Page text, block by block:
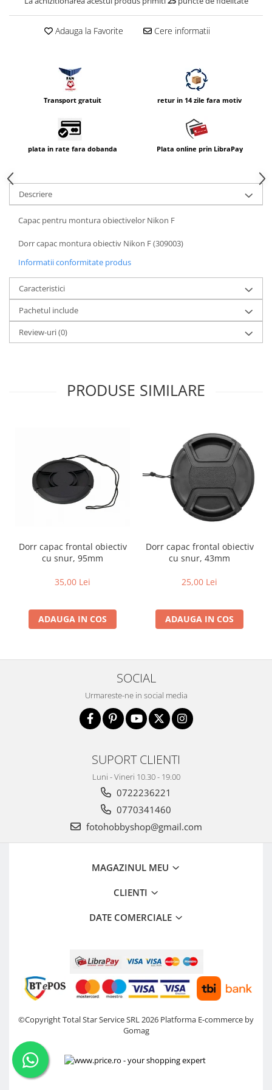
Accesorii diverseAdauga la Favorite Cere informatii
Transport gratuit retur in 14 zile fara motiv
plata in rate fara dobanda Plata online prin LibraPay
Descriere
Capac pentru montura obiectivelor Nikon F
Dorr capac montura obiectiv Nikon F (309003)
Informatii conformitate produs
Caracteristici
Pachetul include
Review-uri(0)
PRODUSE SIMILARE
Dorr capac frontal obiectiv
cu snur, 95mm
35,00 Lei
ADAUGA IN COS
Dorr capac frontal obiectiv
cu snur, 43mm
25,00 Lei
ADAUGA IN COS
SOCIAL
Urmareste-ne in social media
SUPORT CLIENTI
Luni - Vineri 10.30 - 19.00
0722236221
0770341460
fotohobbyshop@gmail.com
MAGAZINUL MEU
CLIENTI
DATE COMERCIALE
©Copyright Total Star Service SRL 2026 Platforma E-commerce by
Gomag